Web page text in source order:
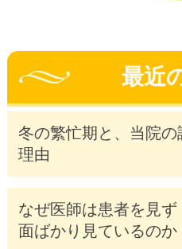
最近
冬の繁忙期と、当院
理由
なぜ医師は患者を見
面ばかり見ているのか